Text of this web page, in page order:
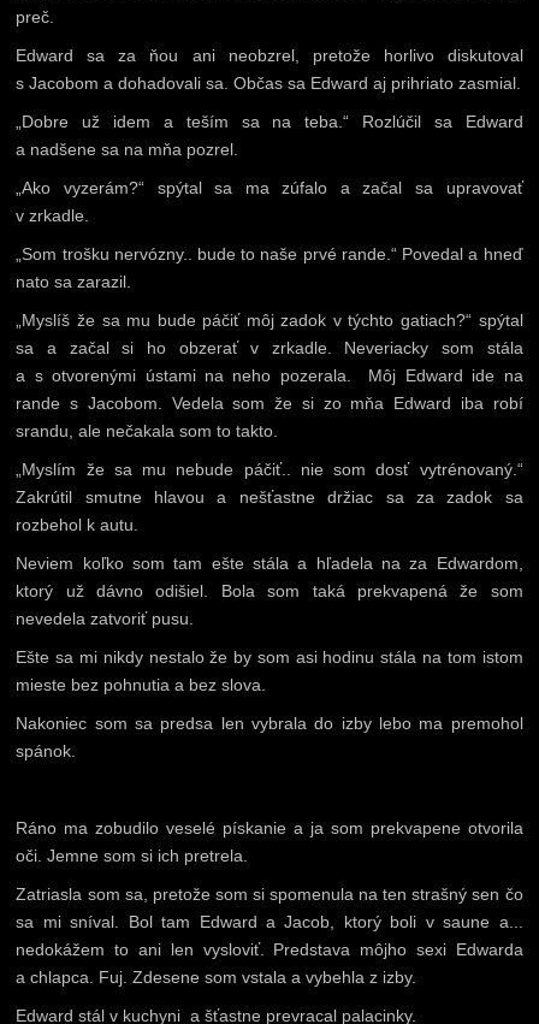
preč.
Edward sa za ňou ani neobzrel, pretože horlivo diskutoval
s Jacobom a dohadovali sa. Občas sa Edward aj prihriato zasmial.
„Dobre už idem a teším sa na teba.“ Rozlúčil sa Edward
a nadšene sa na mňa pozrel.
„Ako vyzerám?“ spýtal sa ma zúfalo a začal sa upravovať
v zrkadle.
„Som trošku nervózny.. bude to naše prvé rande.“ Povedal a hneď
nato sa zarazil.
„Myslíš že sa mu bude páčiť môj zadok v týchto gatiach?“ spýtal
sa a začal si ho obzerať v zrkadle. Neveriacky som stála
a s otvorenými ústami na neho pozerala. Môj Edward ide na
rande s Jacobom. Vedela som že si zo mňa Edward iba robí
srandu, ale nečakala som to takto.
„Myslím že sa mu nebude páčiť.. nie som dosť vytrénovaný.“
Zakrútil smutne hlavou a nešťastne držiac sa za zadok sa
rozbehol k autu.
Neviem koľko som tam ešte stála a hľadela na za Edwardom,
ktorý už dávno odišiel. Bola som taká prekvapená že som
nevedela zatvoriť pusu.
Ešte sa mi nikdy nestalo že by som asi hodinu stála na tom istom
mieste bez pohnutia a bez slova.
Nakoniec som sa predsa len vybrala do izby lebo ma premohol
spánok.
Ráno ma zobudilo veselé pískanie a ja som prekvapene otvorila
oči. Jemne som si ich pretrela.
Zatriasla som sa, pretože som si spomenula na ten strašný sen čo
sa mi sníval. Bol tam Edward a Jacob, ktorý boli v saune a...
nedokážem to ani len vysloviť. Predstava môjho sexi Edwarda
a chlapca. Fuj. Zdesene som vstala a vybehla z izby.
Edward stál v kuchyni a šťastne prevracal palacinky.